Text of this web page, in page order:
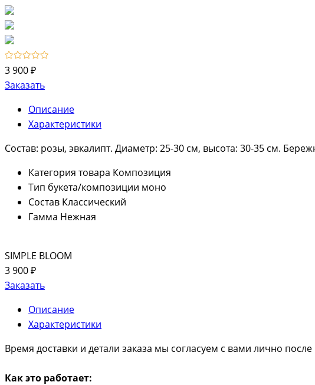
3 900 ₽
Заказать
Описание
Характеристики
Состав: розы, эвкалипт. Диаметр: 25-30 см, высота: 30-35 см.
Категория товара Композиция
Тип букета/композиции моно
Состав Классический
Гамма Нежная
SIMPLE BLOOM
3 900 ₽
Заказать
Описание
Характеристики
Время доставки и детали заказа мы согласуем с вами лично
Как это работает: